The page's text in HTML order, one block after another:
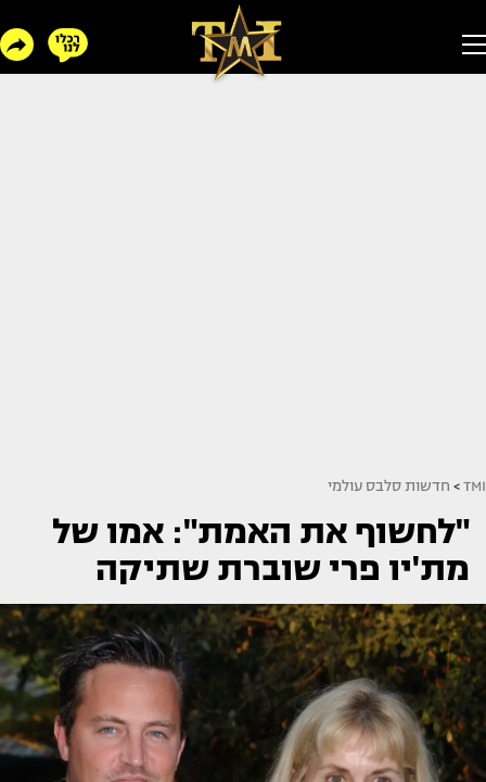
TMI
> חדשות סלבס עולמי
"לחשוף את האמת": אמו של
מת'יו פרי שוברת שתיקה